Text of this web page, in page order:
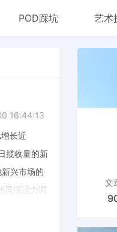
POD踩坑 艺术
16:44:13
长近
揽收量的新
兴市场的
灵活运力调
文